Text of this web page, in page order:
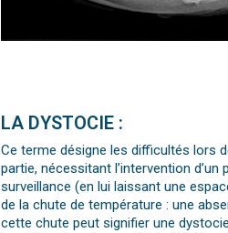
LA DYSTOCIE :
Ce terme désigne les difficultés lors
partie, nécessitant l’intervention
surveillance (en lui laissant une
de la chute de température : une
cette chute peut signifier une